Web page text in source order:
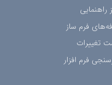
راهنمایی
فرم ساز
تغییرات
فرم افزار